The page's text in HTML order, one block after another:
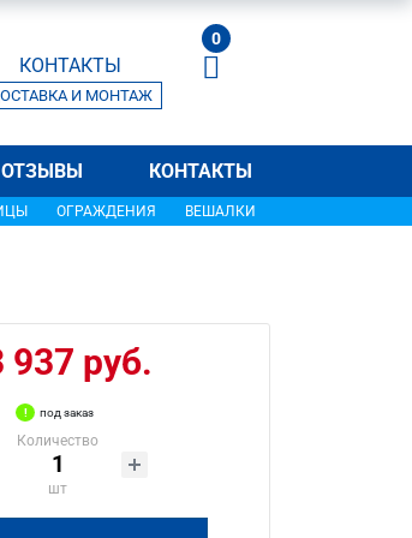
КОНТАКТЫ
И МОНТАЖ
0
ОТЗЫВЫ КОНТАКТЫ
ОГРАЖДЕНИЯ ВЕШАЛКИ
937 руб.
под заказ
Количество
шт